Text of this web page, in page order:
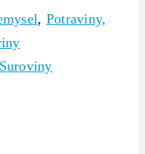
, Potraviny,